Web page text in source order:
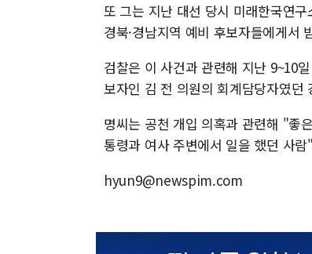
또 그는 지난 대선 당시 미래한국연
경북·경남지역 예비 후보자들에게서
검찰은 이 사건과 관련해 지난 9~10
보자인 김 전 의원의 회계담당자였던
명씨는 공천 개입 의혹과 관련해 "좋
통령과 여사 주변에서 일을 했던 사
hyun9@newspim.com